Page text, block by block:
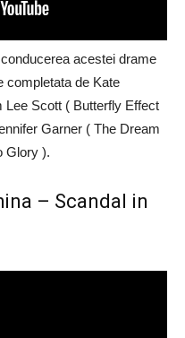
acestei drame
completata de Kate
Lee Scott ( Butterfly Effect
Garner ( The Dream
Glory ).
– Scandal in